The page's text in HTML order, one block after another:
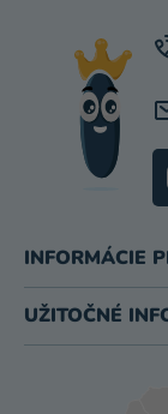
INFORMÁCIE
UŽITOČNÉ